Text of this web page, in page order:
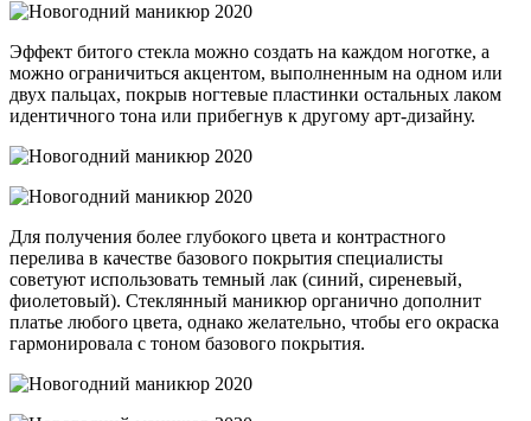
Эффект битого стекла можно создать на каждом ноготке, а
можно ограничиться акцентом, выполненным на одном или
двух пальцах, покрыв ногтевые пластинки остальных лаком
идентичного тона или прибегнув к другому арт-дизайну.
Для получения более глубокого цвета и контрастного
перелива в качестве базового покрытия специалисты
советуют использовать темный лак (синий, сиреневый,
фиолетовый). Стеклянный маникюр органично дополнит
платье любого цвета, однако желательно, чтобы его окраска
гармонировала с тоном базового покрытия.